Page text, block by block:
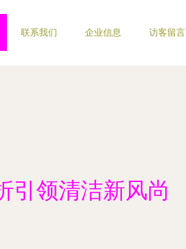
联系我们 企业信息 访客留言
引领清洁新风尚